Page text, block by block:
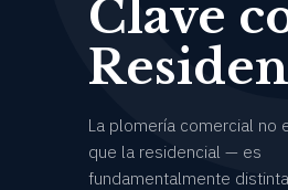
Clave
La plomería comercial no
que la residencial — es
fundamentalmente